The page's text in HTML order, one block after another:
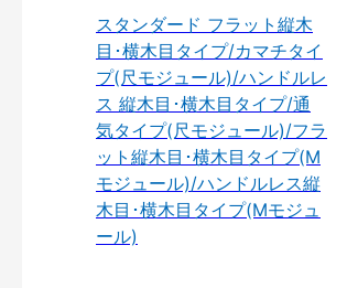
スタンダード フラット縦木
目･横木目タイプ/カマチタイ
プ(尺モジュール)/ハンドルレ
ス 縦木目･横木目タイプ/通
気タイプ(尺モジュール)/フラ
ット縦木目･横木目タイプ(M
モジュール)/ハンドルレス縦
木目･横木目タイプ(Mモジュ
ール)